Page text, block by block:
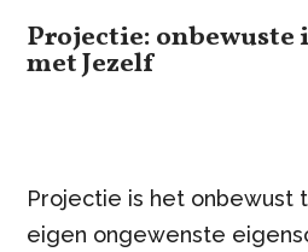
Projectie:
met Jezelf
Projectie is het onbewust
eigen ongewenste